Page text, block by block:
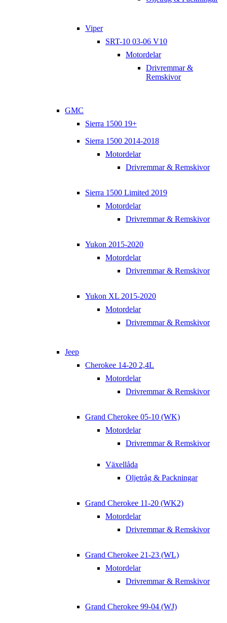
Viper
SRT-10 03-06 V10
Motordelar
Drivremmar &
Remskivor
GMC
Sierra 1500 19+
Sierra 1500 2014-2018
Motordelar
Drivremmar & Remskivor
Sierra 1500 Limited 2019
Motordelar
Drivremmar & Remskivor
Yukon 2015-2020
Motordelar
Drivremmar & Remskivor
Yukon XL 2015-2020
Motordelar
Drivremmar & Remskivor
Jeep
Cherokee 14-20 2,4L
Motordelar
Drivremmar & Remskivor
Grand Cherokee 05-10 (WK)
Motordelar
Drivremmar & Remskivor
Växellåda
Oljetråg & Packningar
Grand Cherokee 11-20 (WK2)
Motordelar
Drivremmar & Remskivor
Grand Cherokee 21-23 (WL)
Motordelar
Drivremmar & Remskivor
Grand Cherokee 99-04 (WJ)